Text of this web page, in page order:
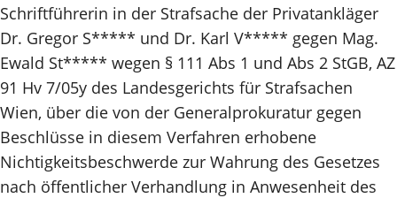
Schriftführerin in der Strafsache der Privatankläger
Dr. Gregor S***** und Dr. Karl V***** gegen Mag.
Ewald St***** wegen § 111 Abs 1 und Abs 2 StGB, AZ
91 Hv 7/05y des Landesgerichts für Strafsachen
Wien, über die von der Generalprokuratur gegen
Beschlüsse in diesem Verfahren erhobene
Nichtigkeitsbeschwerde zur Wahrung des Gesetzes
nach öffentlicher Verhandlung in Anwesenheit des